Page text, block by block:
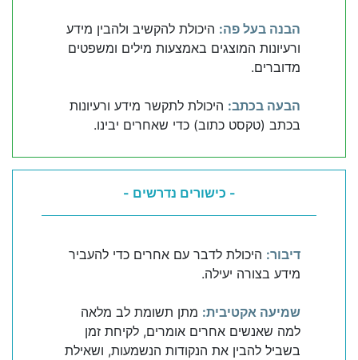
הבנה בעל פה: היכולת להקשיב ולהבין מידע
ורעיונות המוצגים באמצעות מילים ומשפטים
מדוברים.
הבעה בכתב: היכולת לתקשר מידע ורעיונות
בכתב (טקסט כתוב) כדי שאחרים יבינו.
- כישורים נדרשים -
דיבור: היכולת לדבר עם אחרים כדי להעביר
מידע בצורה יעילה.
שמיעה אקטיבית: מתן תשומת לב מלאה
למה שאנשים אחרים אומרים, לקיחת זמן
בשביל להבין את הנקודות הנשמעות, ושאילת